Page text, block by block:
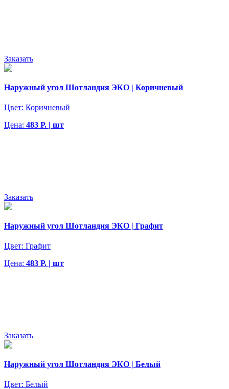
Заказать
Наружный угол Шотландия ЭКО | Коричневый
Цвет: Коричневый
Цена: 483 Р. | шт
Заказать
Наружный угол Шотландия ЭКО | Графит
Цвет: Графит
Цена: 483 Р. | шт
Заказать
Наружный угол Шотландия ЭКО | Белый
Цвет: Белый